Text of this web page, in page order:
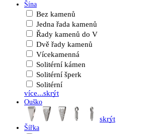
Šína
Bez kamenů
Jedna řada kamenů
Řady kamenů do V
Dvě řady kamenů
Vícekamenná
Solitérní kámen
Solitérní šperk
Solitérní
více...skrýt
Ouško
skrýt
Šířka